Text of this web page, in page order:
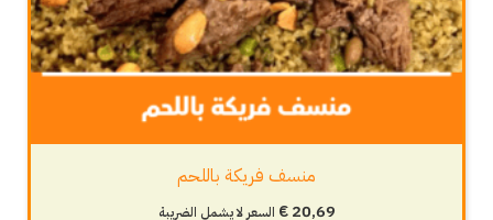
منسف فريكة باللحم
€20,69 السعر لا يشمل الضريبة